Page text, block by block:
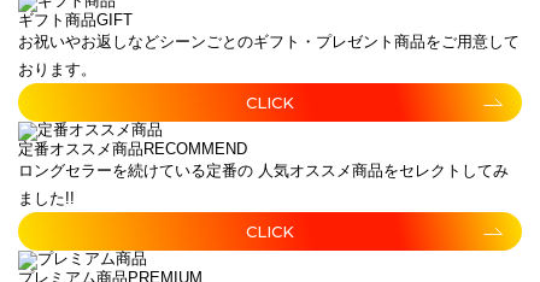
ギフト商品GIFT
お祝いやお返しなどシーンごとのギフト・プレゼント商品をご用意して
おります。
CLICK
定番オススメ商品 RECOMMEND
ロングセラーを続けている定番の 人気オススメ商品をセレクトしてみ
ました!!
CLICK
プレミアム商品 PREMIUM